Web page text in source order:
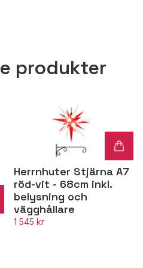
produkter
Herrnhuter Stjärna A7
röd-vit - 68cm inkl.
belysning och
vägghållare
1 545 kr